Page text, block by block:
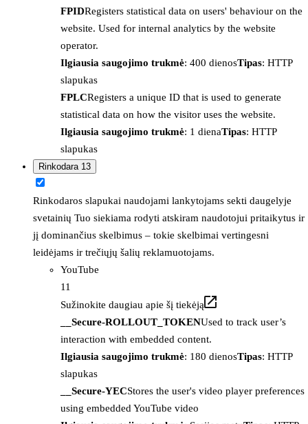
FPIDRegisters statistical data on users' behaviour on the
website. Used for internal analytics by the website
operator.
Ilgiausia saugojimo trukmė: 400 dienosTipas: HTTP
slapukas
FPLCRegisters a unique ID that is used to generate
statistical data on how the visitor uses the website.
Ilgiausia saugojimo trukmė: 1 dienaTipas: HTTP
slapukas
Rinkodara 13
Rinkodaros slapukai naudojami lankytojams sekti daugelyje
svetainių Tuo siekiama rodyti atskiram naudotojui pritaikytus ir
jį dominančius skelbimus – tokie skelbimai vertingesni
leidėjams ir trečiųjų šalių reklamuotojams.
YouTube
11
Sužinokite daugiau apie šį tiekėją
__Secure-ROLLOUT_TOKENUsed to track user’s
interaction with embedded content.
Ilgiausia saugojimo trukmė: 180 dienosTipas: HTTP
slapukas
__Secure-YECStores the user's video player preferences
using embedded YouTube video